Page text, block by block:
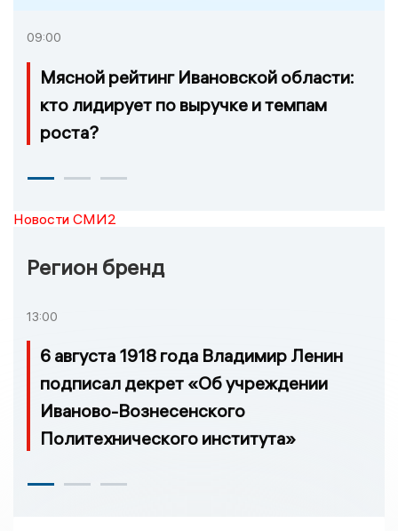
09:00
Мясной рейтинг Ивановской области:
кто лидирует по выручке и темпам
роста?
Новости СМИ2
Регион бренд
13:00
6 августа 1918 года Владимир Ленин
подписал декрет «Об учреждении
Иваново-Вознесенского
Политехнического института»